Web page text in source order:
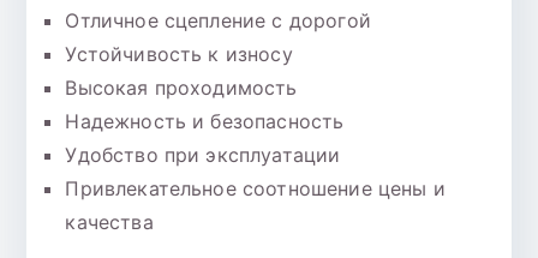
Отличное сцепление с дорогой
Устойчивость к износу
Высокая проходимость
Надежность и безопасность
Удобство при эксплуатации
Привлекательное соотношение цены и
качества